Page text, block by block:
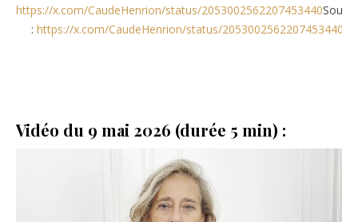
https://x.com/CaudeHenrion/status/2053002562207453440Source
: https://x.com/CaudeHenrion/status/2053002562207453440
Vidéo du 9 mai 2026 (durée 5 min) :